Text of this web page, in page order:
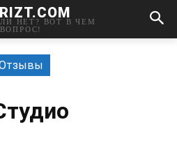
НЕТ? ВОТ В ЧЕМ
ВОПРОС!